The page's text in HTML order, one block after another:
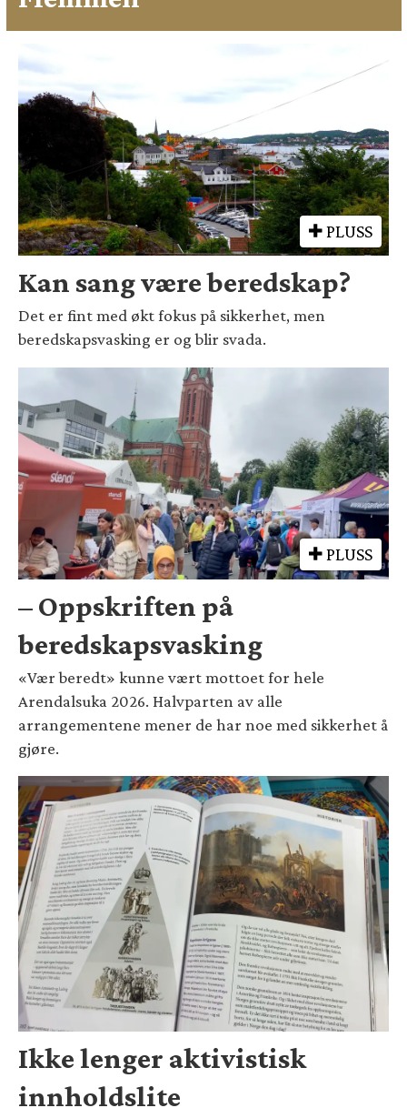
PLUSS
Kan sang være beredskap?
Det er fint med økt fokus på sikkerhet, men
beredskapsvasking er og blir svada.
PLUSS
– Oppskriften på
beredskapsvasking
«Vær beredt» kunne vært mottoet for hele
Arendalsuka 2026. Halvparten av alle
arrangementene mener de har noe med sikkerhet å
gjøre.
Ikke lenger aktivistisk
innholdslite